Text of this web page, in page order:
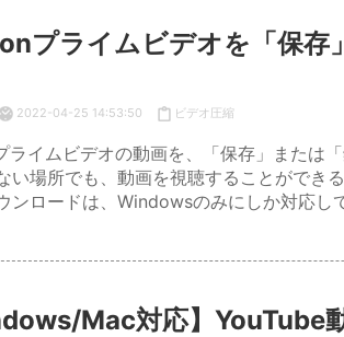
プライムビデオを「保存
2022-04-25 14:53:50 ビデオ圧縮
ライムビデオの動画を、「保存」または
い場所でも、動画を視聴することができ
ンロードは、Windowsのみにしか対応し
Mac対応】YouTube